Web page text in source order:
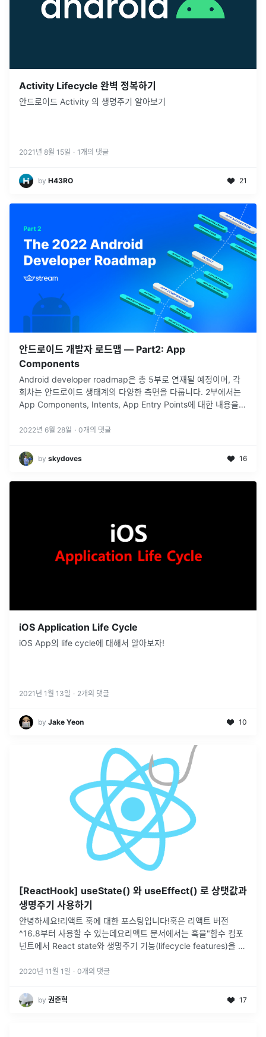
Activity Lifecycle 완벽 정복하기
안드로이드 Activity 의 생명주기 알아보기
2021년 8월 15일 · 1 개의 댓글
by H43RO 21
안드로이드 개발자 로드맵 — Part2: App
Components
Android developer roadmap은 총 5부로 연재될 예정이며, 각
회차는 안드로이드 생태계의 다양한 측면을 다룹니다. 2부에서는
App Components, Intents, App Entry Points에 대한 내용을
2022년 6월 28일 · 0개의 댓글
by skydoves 16
iOS Application Life Cycle
iOS App의 life cycle에 대해서 알아보자!
2021년 1월 13일 · 2개의 댓글
by Jake Yeon 10
[ReactHook] useState() 와 useEffect() 로 상탯값과
생명주기 사용하기
안녕하세요!리액트 훅에 대한 포스팅입니다!훅은 리액트 버전
^16.8부터 사용할 수 있는데요리액트 문서에서는 훅을"함수 컴포
넌트에서 React state와 생명주기 기능(lifecycle features)을 연
2020년 11월 1일 · 0개의 댓글
by 권준혁 17